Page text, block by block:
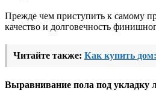
Прежде чем приступить к самому
качество и долговечность
Читайте также: Как купить
Выравнивание пола под укладку